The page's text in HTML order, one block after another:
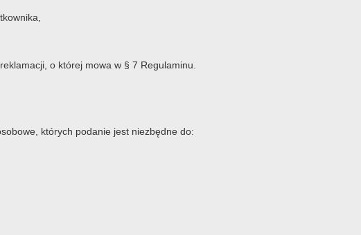
o której mowa w § 7 Regulaminu.
których podanie jest niezbędne do: